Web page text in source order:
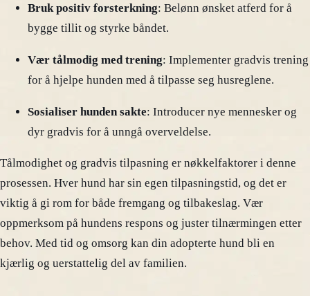
Bruk positiv forsterkning: Belønn ønsket atferd for å
bygge tillit og styrke båndet.
Vær tålmodig med trening: Implementer gradvis trening
for å hjelpe hunden med å tilpasse seg husreglene.
Sosialiser hunden sakte: Introducer nye mennesker og
dyr gradvis for å unngå overveldelse.
Tålmodighet og gradvis tilpasning er nøkkelfaktorer i denne
prosessen. Hver hund har sin egen tilpasningstid, og det er
viktig å gi rom for både fremgang og tilbakeslag. Vær
oppmerksom på hundens respons og juster tilnærmingen etter
behov. Med tid og omsorg kan din adopterte hund bli en
kjærlig og uerstattelig del av familien.